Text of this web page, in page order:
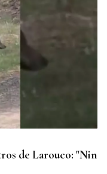
de Larouco: "Nin